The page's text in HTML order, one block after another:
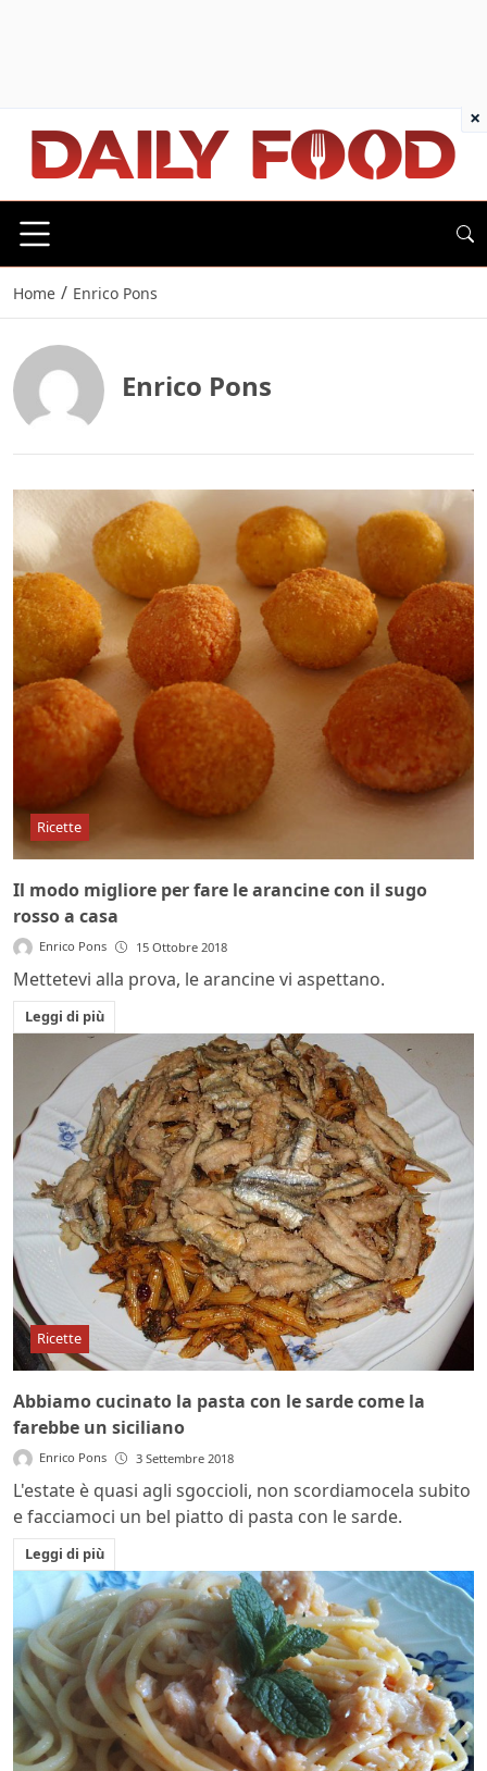
Home / Enrico Pons
Enrico Pons
Ricette
Il modo migliore per fare le arancine con il sugo
rosso a casa
Enrico Pons 15 Ottobre 2018
Mettetevi alla prova, le arancine vi aspettano.
Leggi di più
Ricette
Abbiamo cucinato la pasta con le sarde come la
farebbe un siciliano
Enrico Pons 3 Settembre 2018
L'estate è quasi agli sgoccioli, non scordiamocela subito
e facciamoci un bel piatto di pasta con le sarde.
Leggi di più
×